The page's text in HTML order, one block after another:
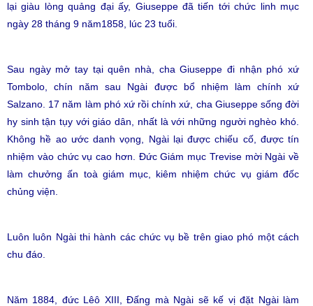
lại giàu lòng quảng đại ấy, Giuseppe đã tiến tới chức linh mục
ngày 28 tháng 9 năm1858, lúc 23 tuổi.
Sau ngày mở tay tại quên nhà, cha Giuseppe đi nhận phó xứ
Tombolo, chín năm sau Ngài được bổ nhiệm làm chính xứ
Salzano. 17 năm làm phó xứ rồi chính xứ, cha Giuseppe sống đời
hy sinh tận tụy với giáo dân, nhất là với những người nghèo khó.
Không hề ao ước danh vọng, Ngài lại được chiếu cố, được tín
nhiệm vào chức vụ cao hơn. Đức Giám mục Trevise mời Ngài về
làm chưởng ấn toà giám mục, kiêm nhiệm chức vụ giám đốc
chủng viện.
Luôn luôn Ngài thi hành các chức vụ bề trên giao phó một cách
chu đáo.
Năm 1884, đức Lêô XIII, Đấng mà Ngài sẽ kế vị đặt Ngài làm